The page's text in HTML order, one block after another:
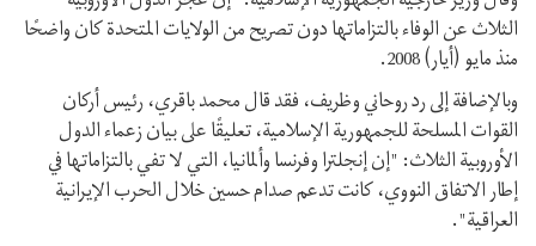
الثلاث عن الوفاء بالتزاماتها دون تصريح من الولايات المتحدة كان واضحًا
منذ مايو (أيار) 2008.
وبالإضافة إلى رد روحاني وظریف، فقد قال محمد باقري، رئيس أركان
القوات المسلحة للجمهورية الإسلامية، تعليقًا على بيان زعماء الدول
الأوروبیة الثلاث: "إن إنجلترا وفرنسا وألمانيا، التي لا تفي بالتزاماتها في
إطار الاتفاق النووي، کانت تدعم صدام حسين خلال الحرب الإیرانیة
العراقیة".